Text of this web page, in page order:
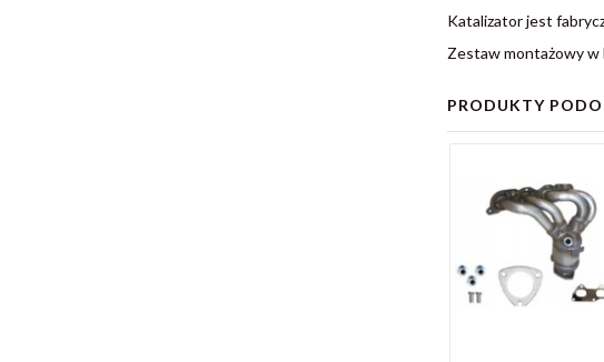
Katalizator jest
Zestaw montażowy w
PRODUKTY